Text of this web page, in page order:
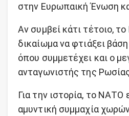
στην Ευρωπαική Ένωση
Αν συμβεί κάτι τέτοιο,
δικαίωμα να φτιάξει
όπου συμμετέχει και ο
ανταγωνιστής της
Για την ιστορία, το ΝΑΤΟ
αμυντική συμμαχία